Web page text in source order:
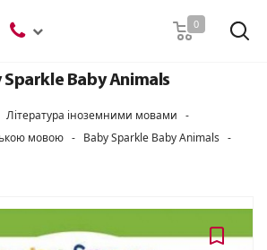
0
Sparkle Baby Animals
Література іноземними мовами -
мовою - Baby Sparkle Baby Animals -